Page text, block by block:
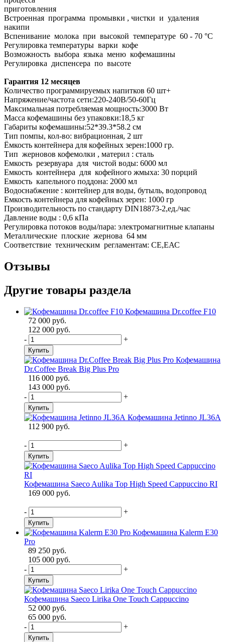
приготовления
Встроенная программа промывки , чистки и удаления
накипи
Вспенивание молока при высокой температуре 60 - 70 °С
Регулировка температуры варки кофе
Возможность выбора языка меню кофемашины
Регулировка диспенсера по высоте
Гарантия 12 месяцев
Количество программируемых напитков 60 шт+
Напряжение/частота сети:220-240В/50-60Гц
Максимальная потребляемая мощность:3000 Вт
Масса кофемашины без упаковки:18,5 кг
Габариты кофемашины:52*39.3*58.2 см
Тип помпы, кол-во: вибрационная, 2 шт
Ёмкость контейнера для кофейных зерен:1000 гр.
Тип жерновов кофемолки , материл : сталь
Емкость резервуара для чистой воды: 6000 мл
Емкость контейнера для кофейного жмыха: 30 порций
Емкость капельного поддона: 2000 мл
Водоснабжение : контейнер для воды, бутыль, водопровод
Емкость контейнера для кофейных зерен: 1000 гр
Производительность по стандарту DIN18873-2,ед./час
Давление воды : 0,6 кПа
Регулировка потоков воды/пара: электромагнитные клапаны
Металлические плоские жернова 64 мм
Соответствие техническим регламентам: CE,ЕАС
Отзывы
Другие товары раздела
Кофемашина Dr.coffee F10
72 000 руб.
122 000 руб.
-
+
Купить
Кофемашина
Dr.Coffee Break Big Plus Pro
116 000 руб.
143 000 руб.
-
+
Купить
Кофемашина Jetinno JL36A
112 900 руб.
- +
Купить
Кофемашина Saeco Aulika Top High Speed Cappuccino RI
169 000 руб.
- +
Купить
Кофемашина Kalerm E30
Pro
89 250 руб.
105 000 руб.
-
+
Купить
Кофемашина Saeco Lirika One Touch Cappuccino
52 000 руб.
65 000 руб.
-
+
Купить